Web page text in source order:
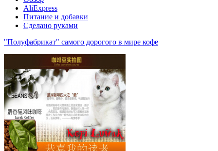
AliExpress
Питание и добавки
Сделано руками
"Полуфабрикат" самого дорогого в мире кофе